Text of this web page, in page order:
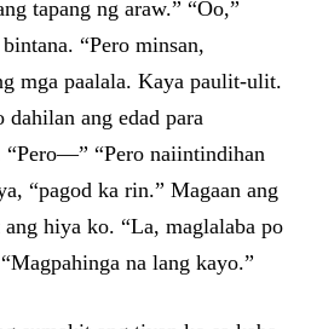
tapang ng araw.” “Oo,”
“Pero minsan,
mga paalala. Kaya paulit-ulit.
ang edad para
“Pero—” “Pero naiintindihan
“pagod ka rin.” Magaan ang
hiya ko. “La, maglalaba po
na lang kayo.”